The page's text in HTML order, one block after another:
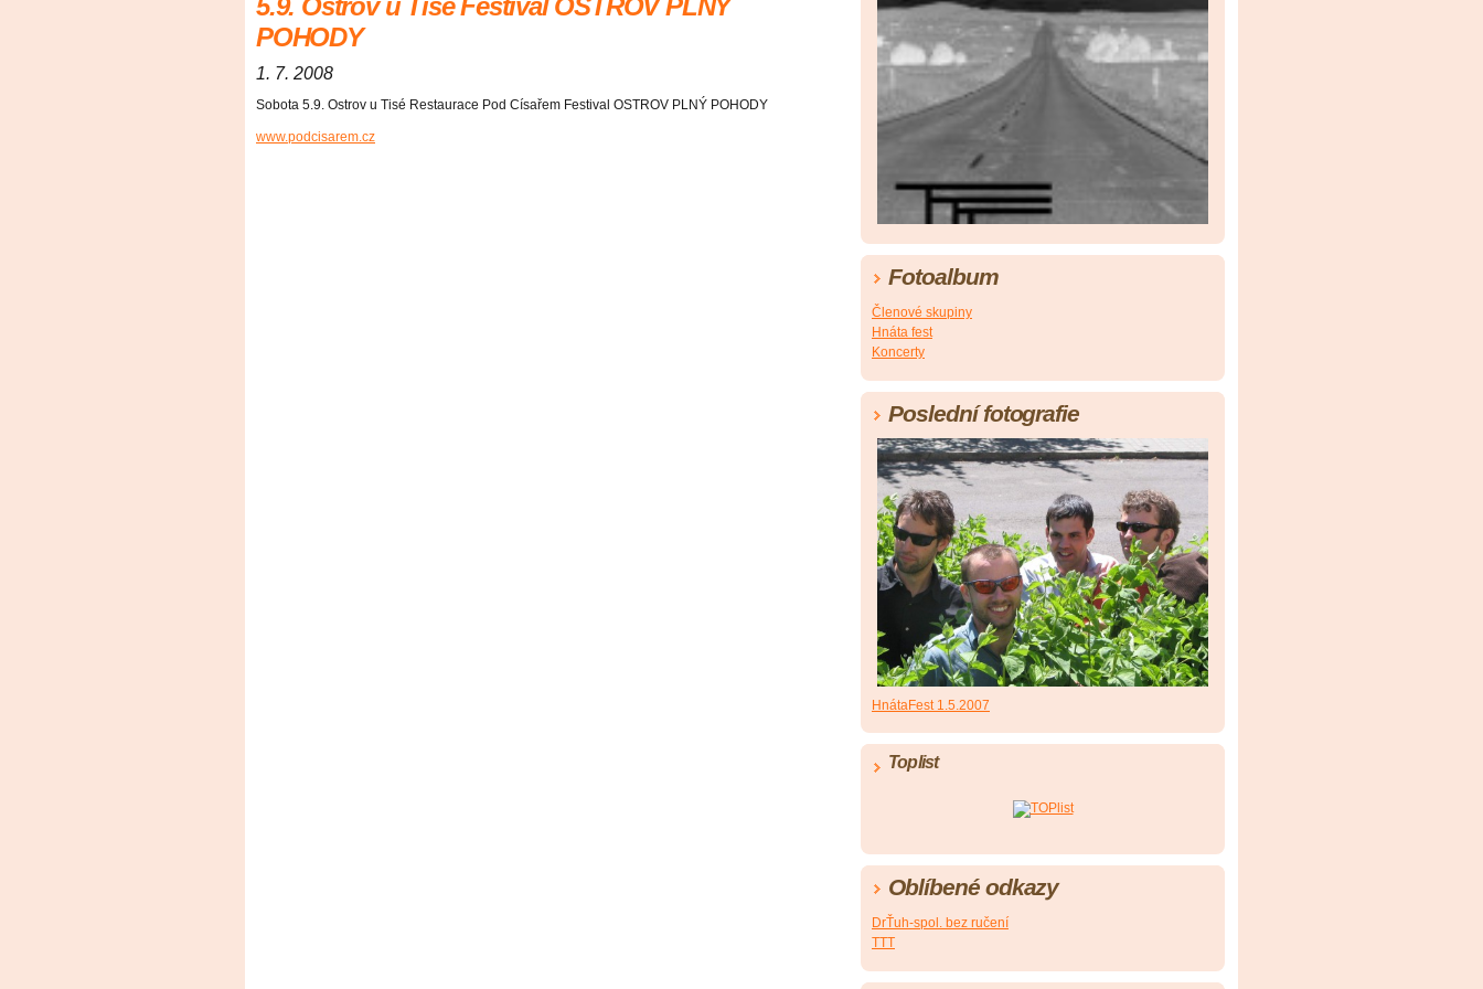
5.9. Ostrov u Tisé Festival OSTROV PLNÝ
POHODY
1. 7. 2008
Sobota 5.9. Ostrov u Tisé Restaurace Pod Císařem Festival OSTROV PLNÝ POHODY
www.podcisarem.cz
Fotoalbum
Členové skupiny
Hnáta fest
Koncerty
Poslední fotografie
HnátaFest 1.5.2007
Toplist
Oblíbené odkazy
DrŤuh-spol. bez ručení
TTT